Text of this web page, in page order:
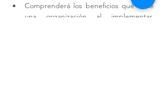
Comprenderá los beneficios qué tiene
una organización al implementar,